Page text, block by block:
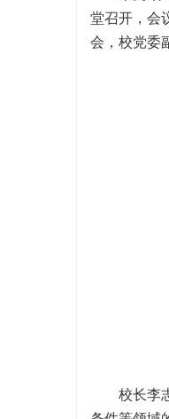
堂召开，会
会，校党委
校长李